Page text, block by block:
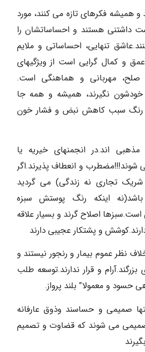
و همیشه فکرهای تازه می کنند، مورد
داشتنی هستند و احساساتشان را
تنهایی، احساساتی و ملایم
و کمال گرایی است از ویژگیهای
صلح، مهربانی و هماهنگی است.
خودشون نگیرند، همیشه و همه جا
رنگ سبب کاهش نبض و فشار خون
اند.در انجمنهای خیریه یا
شوند!!!مضطرب و انعطاف پذیرند.اگر
شریک تجاری نه زندگی) می گردید
اینکه رنگ پوستش سبزه
اصلاح گرند و بسیار علاقه
و پشتکار عجیبی دارند
نظر عموم بیمار و رنجور نیستند و
و قرار ندارند.توسعه طلب
حسود و معمولا” بلند پرواز.
صمیمی و حساسند وذوق عارفانه
صمیمی می شوند که قضاوت و تصمیم